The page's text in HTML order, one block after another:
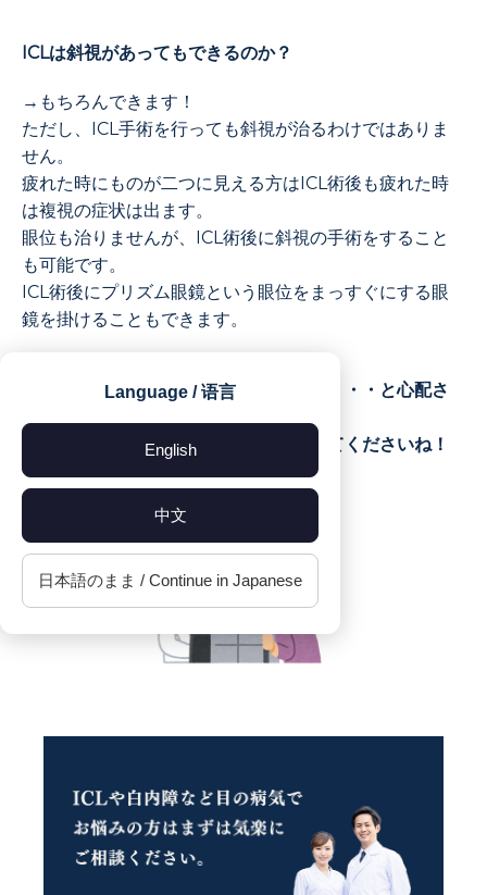
Language / 语言
English
中文
日本語のまま / Continue in Japanese
ICLは斜視があってもできるのか？
→もちろんできます！
ただし、ICL手術を行っても斜視が治るわけではありま
せん。
疲れた時にものが二つに見える方はICL術後も疲れた時
は複視の症状は出ます。
眼位も治りませんが、ICL術後に斜視の手術をすること
も可能です。
ICL術後にプリズム眼鏡という眼位をまっすぐにする眼
鏡を掛けることもできます。
斜視でICL手術ができないのではないか・・・と心配さ
是非一度当院のICL適応検査を受けにきてくださいね！
お待ちしております。